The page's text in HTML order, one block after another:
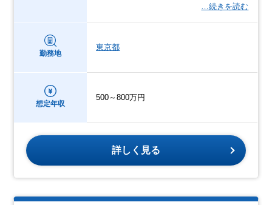
…続きを読む
勤務地
東京都
想定年収
500～800万円
詳しく見る